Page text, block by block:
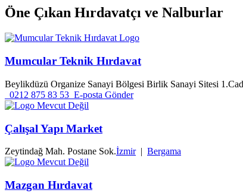
Öne Çıkan Hırdavatçı ve Nalburlar
Mumcular Teknik Hırdavat
Beylikdüzü Organize Sanayi Bölgesi Birlik Sanayi Sitesi
0212 875 83 53 E-posta Gönder
Çalışal Yapı Market
Zeytindağ Mah. Postane Sok.İzmir| Bergama
Mazgan Hırdavat